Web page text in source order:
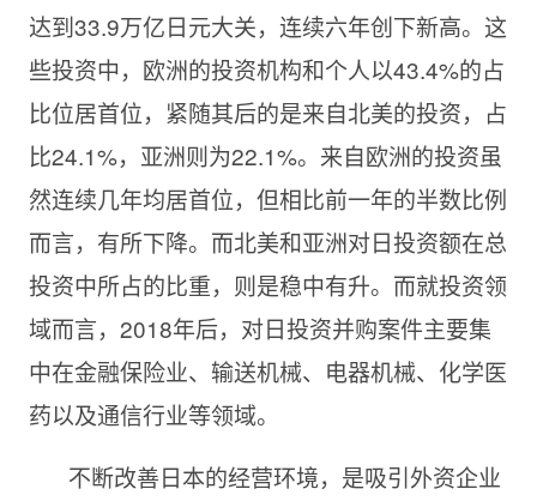
达到33.9万亿日元大关，连续六年创下新高。这
些投资中，欧洲的投资机构和个人以43.4%的占
比位居首位，紧随其后的是来自北美的投资，占
比24.1%，亚洲则为22.1%。来自欧洲的投资虽
然连续几年均居首位，但相比前一年的半数比例
而言，有所下降。而北美和亚洲对日投资额在总
投资中所占的比重，则是稳中有升。而就投资领
域而言，2018年后，对日投资并购案件主要集
中在金融保险业、输送机械、电器机械、化学医
药以及通信行业等领域。
不断改善日本的经营环境，是吸引外资企业